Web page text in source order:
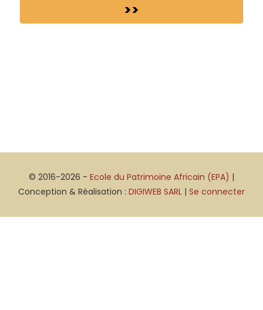
>>
© 2016-2026 - Ecole du Patrimoine Africain (EPA) |
Conception & Réalisation : DIGIWEB SARL | Se connecter